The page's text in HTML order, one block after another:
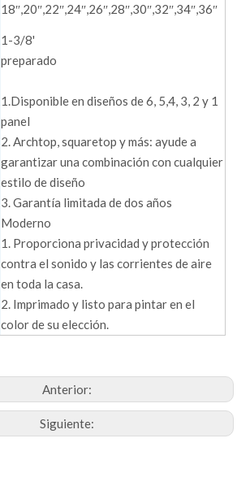
18″,20″,22″,24″,26″,28″,30″,32″,34″,36″
1-3/8'
preparado
1.Disponible en diseños de 6, 5,4, 3, 2 y 1
panel
2. Archtop, squaretop y más: ayude a
garantizar una combinación con cualquier
estilo de diseño
3. Garantía limitada de dos años
Moderno
1. Proporciona privacidad y protección
contra el sonido y las corrientes de aire
en toda la casa.
2. Imprimado y listo para pintar en el
color de su elección.
Anterior:
Siguiente: